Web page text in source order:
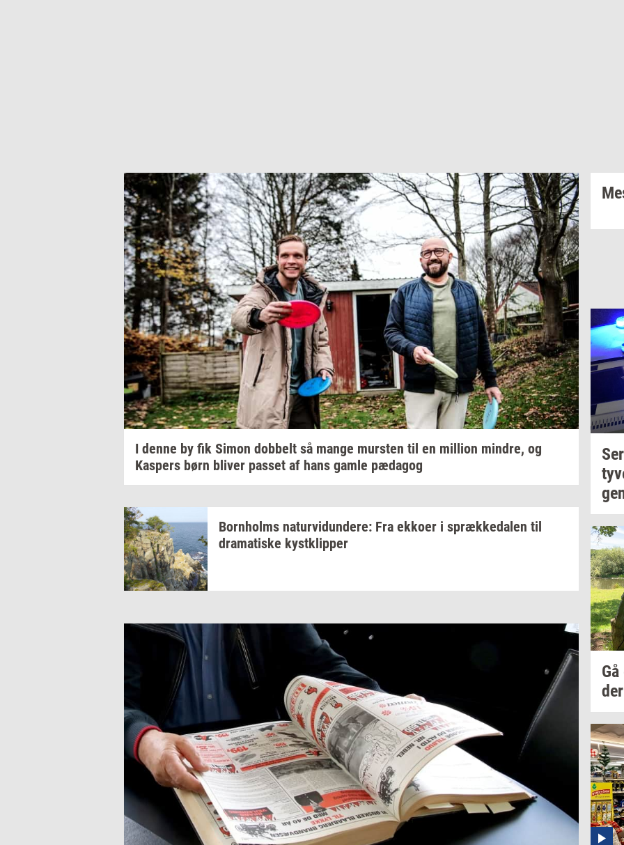
I denne by fik Simon dob­belt så mange mur­sten til en mil­li­on min­dre, og
Kas­pers børn bli­ver pas­set af hans gamle pæ­da­gog
Born­holms na­tur­vi­dun­de­re: Fra ek­ko­er i spræk­ke­da­len til
dra­ma­ti­ske kyst­klip­per
Gå